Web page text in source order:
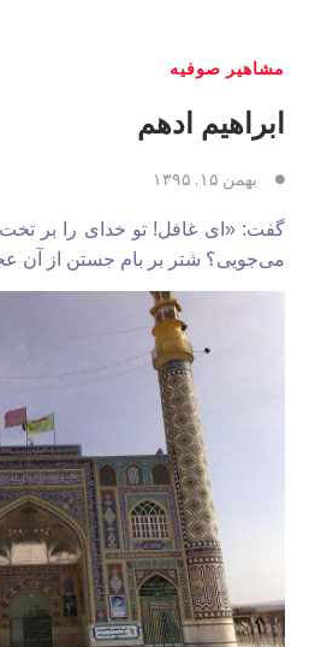
مشاهیر صوفیه
ابراهیم ادهم
بهمن ۱۵, ۱۳۹۵
گفت: «ای غافل! تو خدای را بر
می‌جویی؟ شتر بر بام جستن از آن